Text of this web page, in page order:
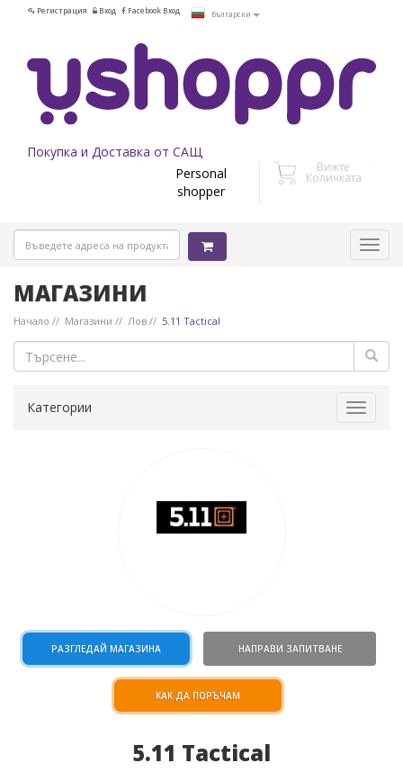
Регистрация Вход Facebook Вход Български
Покупка и Доставка от САЩ
Personal
shopper
Вижте
Количката
МАГАЗИНИ
Начало Магазини Лов 5.11 Tactical
Toggle
Категории
РАЗГЛЕДАЙ МАГАЗИНА НАПРАВИ ЗАПИТВАНЕ
КАК ДА ПОРЪЧАМ
5.11 Tactical